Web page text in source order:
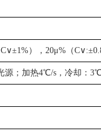
），20μ%（
源；加热4℃/s，冷却：